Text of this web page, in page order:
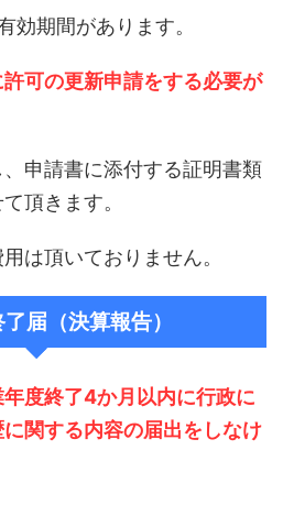
効期間があります。
可の更新申請をする必要が
申請書に添付する証明書類
頂きます。
は頂いておりません。
届（決算報告）
度終了4か月以内に行政に
関する内容の届出をしなけ